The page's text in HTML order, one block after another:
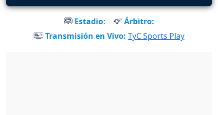
Estadio:
Árbitro:
Transmisión en Vivo: TyC Sports Play